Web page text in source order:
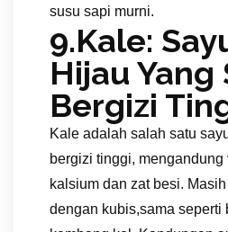
susu sapi murni.
9.Kale:
Hijau Yang
Bergizi
Kale adalah salah satu
bergizi tinggi, mengandung
kalsium dan zat besi.
dengan kubis,sama seperti